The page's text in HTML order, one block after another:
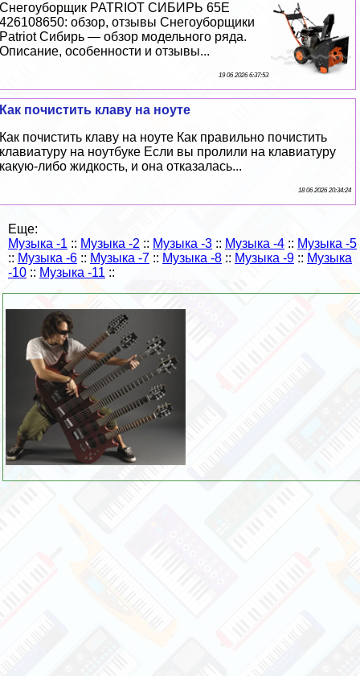
Снегоуборщик PATRIOT СИБИРЬ 65Е
426108650: обзор, отзывы Снегоуборщики
Patriot Сибирь — обзор модельного ряда.
Описание, особенности и отзывы...
19 06 2026 6:37:53
Как почистить клаву на ноуте
Как почистить клаву на ноуте Как правильно почистить
клавиатуру на ноутбуке Если вы пролили на клавиатуру
какую-либо жидкость, и она отказалась...
18 06 2026 20:34:24
Еще:
Музыка -1 :: Музыка -2 :: Музыка -3 :: Музыка -4 :: Музыка -5
:: Музыка -6 :: Музыка -7 :: Музыка -8 :: Музыка -9 :: Музыка
-10 :: Музыка -11 ::